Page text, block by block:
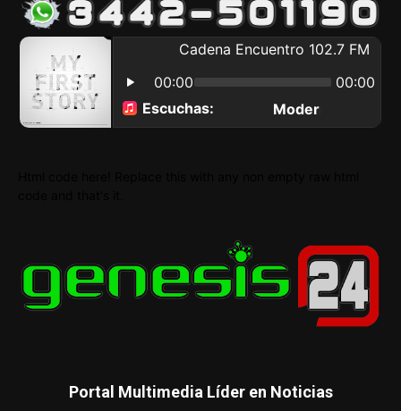
Portal Multimedia Líder en Noticias